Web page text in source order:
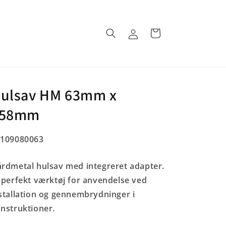
ind
Indkøbskurv
HM 63mm x
hulsav med integreret adapter.
perfekt værktøj for anvendelse ved
og gennembrydninger i